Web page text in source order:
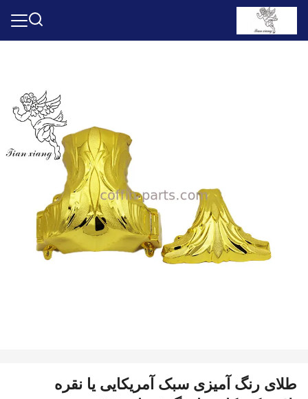
طلای رنگ آمیزی سبک آمریکایی یا نقره